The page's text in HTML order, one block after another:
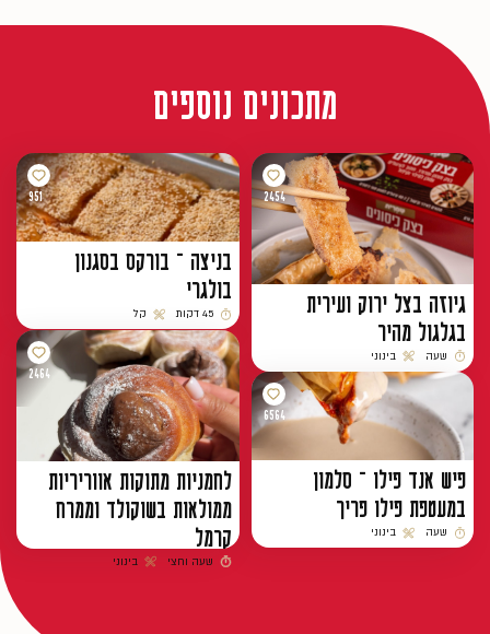
מתכונים נוספים
2454
גיוזה בצל ירוק ועירית
בגלגול מהיר
זמן הכנה
שעה
רמת קושי
בינוני
951
בניצה – בורקס בסגנון
בולגרי
זמן הכנה
45 דקות
רמת קושי
קל
6564
פיש אנד פילו – סלמון
במעטפת פילו פריך
זמן הכנה
שעה
רמת קושי
בינוני
2464
לחמניות מתוקות אווריריות
ממולאות בשוקולד וממרח
קרמל
זמן הכנה
שעה וחצי
רמת קושי
בינוני